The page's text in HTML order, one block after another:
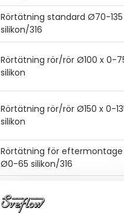
Rörtätning standard Ø70-135
silikon/316
Rörtätning rör/rör Ø100 x 0-
silikon
Rörtätning rör/rör Ø150 x 0-
silikon
Rörtätning för eftermontage
Ø0-65 silikon/316
Ø0-95 silikon/316